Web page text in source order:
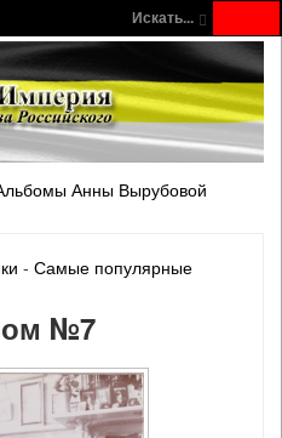
Искать...
Анны Вырубовой
- Самые популярные
№7